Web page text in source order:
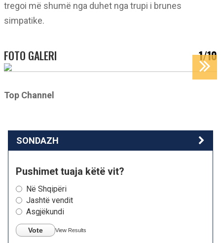
tregoi më shumë nga duhet nga trupi i brunes
simpatike.
FOTO GALERI 1/10
Top Channel
SONDAZH
Pushimet tuaja këtë vit?
Në Shqipëri
Jashtë vendit
Asgjëkundi
Vote View Results